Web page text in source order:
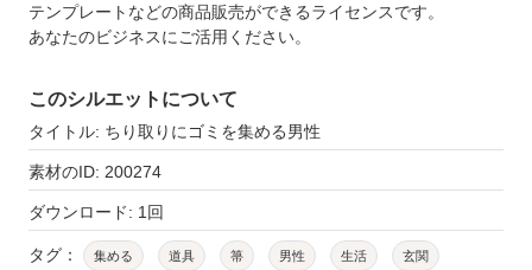
テンプレートなどの商品販売ができるライセンスです。
あなたのビジネスにご活用ください。
このシルエットについて
タイトル: ちり取りにゴミを集める男性
素材のID: 200274
ダウンロード: 1回
タグ： 集める 道具 箒 男性 生活 玄関